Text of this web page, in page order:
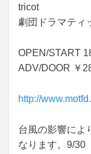
tricot
劇団ドラマティ
OPEN/START
ADV/DOOR ￥
http://
台風の影響によ
なります。9/30